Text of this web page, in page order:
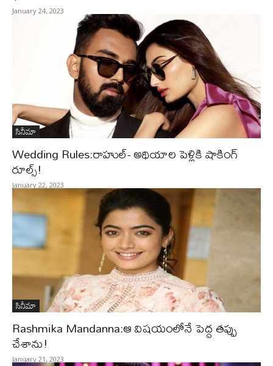
January 24, 2023
సినీమా
Wedding Rules:రాహుల్- అథియాల పెళ్లికి షాకింగ్
రూల్స్!
January 22, 2023
సినీమా
Rashmika Mandanna:ఆ విషయంలోనే పెద్ద తప్పు
చేశాను!
January 21, 2023